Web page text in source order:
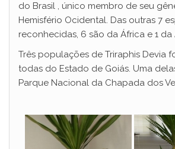
do Brasil , único membro de seu
Hemisfério Ocidental. Das outras 7
reconhecidas, 6 são da África e 1 da
Três populações de Triraphis Devia
todas do Estado de Goiás. Uma
Parque Nacional da Chapada dos